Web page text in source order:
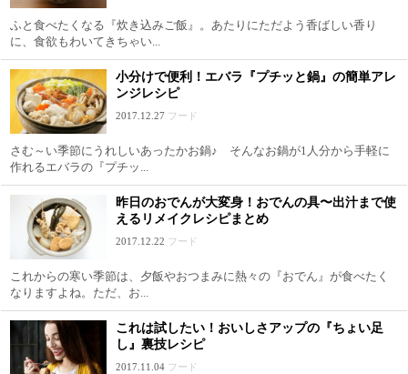
ふと食べたくなる『炊き込みご飯』。あたりにただよう香ばしい香り
に、食欲もわいてきちゃい...
小分けで便利！エバラ『プチッと鍋』の簡単アレ
ンジレシピ
2017.12.27 フード
さむ～い季節にうれしいあったかお鍋♪ そんなお鍋が1人分から手軽に
作れるエバラの『プチッ...
昨日のおでんが大変身！おでんの具〜出汁まで使
えるリメイクレシピまとめ
2017.12.22 フード
これからの寒い季節は、夕飯やおつまみに熱々の『おでん』が食べたく
なりますよね。ただ、お...
これは試したい！おいしさアップの『ちょい足
し』裏技レシピ
2017.11.04 フード